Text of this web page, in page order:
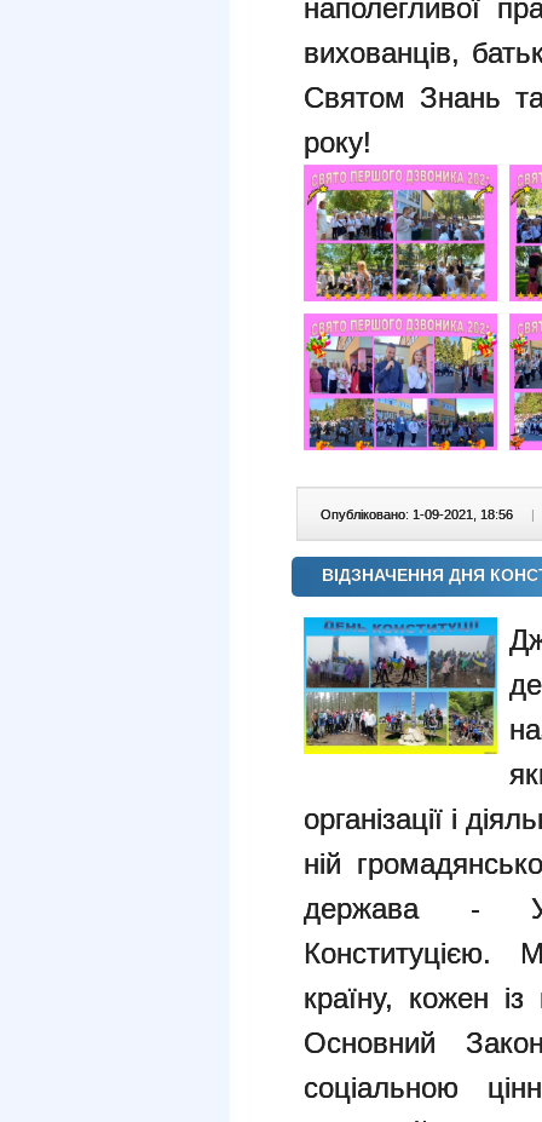
наполегливої
вихованців,
Святом Знань
року!
Опубліковано: 1-09-2021, 18:56
ВІДЗНАЧЕННЯ ДНЯ
організації і
ній
держава -
Конституцією.
країну, кожен
Основний
соціальною